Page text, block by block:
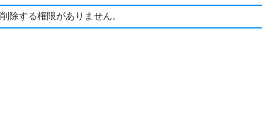
削除する権限がありません。